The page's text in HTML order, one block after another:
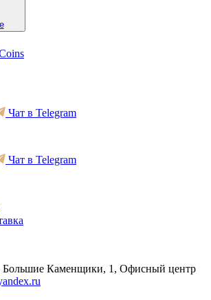
Чат в Telegram
Чат в Telegram
Большие Каменщики, 1, Офисный центр